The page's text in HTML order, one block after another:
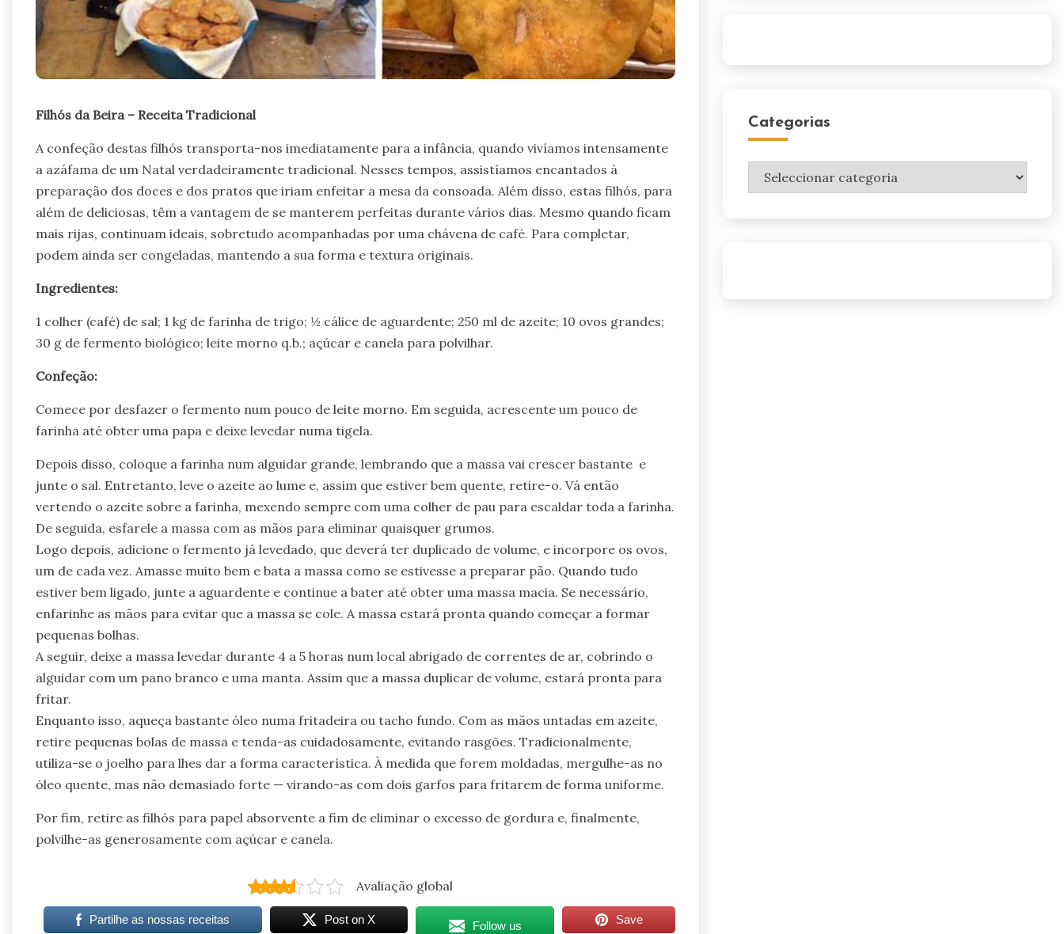
Filhós da Beira – Receita Tradicional
A confeção destas filhós transporta-nos imediatamente para a infância, quando vivíamos intensamente
a azáfama de um Natal verdadeiramente tradicional. Nesses tempos, assistíamos encantados à
preparação dos doces e dos pratos que iriam enfeitar a mesa da consoada. Além disso, estas filhós, para
além de deliciosas, têm a vantagem de se manterem perfeitas durante vários dias. Mesmo quando ficam
mais rijas, continuam ideais, sobretudo acompanhadas por uma chávena de café. Para completar,
podem ainda ser congeladas, mantendo a sua forma e textura originais.
Ingredientes:
1 colher (café) de sal; 1 kg de farinha de trigo; ½ cálice de aguardente; 250 ml de azeite; 10 ovos grandes;
30 g de fermento biológico; leite morno q.b.; açúcar e canela para polvilhar.
Confeção:
Comece por desfazer o fermento num pouco de leite morno. Em seguida, acrescente um pouco de
farinha até obter uma papa e deixe levedar numa tigela.
Depois disso, coloque a farinha num alguidar grande, lembrando que a massa vai crescer bastante e
junte o sal. Entretanto, leve o azeite ao lume e, assim que estiver bem quente, retire-o. Vá então
vertendo o azeite sobre a farinha, mexendo sempre com uma colher de pau para escaldar toda a farinha.
De seguida, esfarele a massa com as mãos para eliminar quaisquer grumos.
Logo depois, adicione o fermento já levedado, que deverá ter duplicado de volume, e incorpore os ovos,
um de cada vez. Amasse muito bem e bata a massa como se estivesse a preparar pão. Quando tudo
estiver bem ligado, junte a aguardente e continue a bater até obter uma massa macia. Se necessário,
enfarinhe as mãos para evitar que a massa se cole. A massa estará pronta quando começar a formar
pequenas bolhas.
A seguir, deixe a massa levedar durante 4 a 5 horas num local abrigado de correntes de ar, cobrindo o
alguidar com um pano branco e uma manta. Assim que a massa duplicar de volume, estará pronta para
fritar.
Enquanto isso, aqueça bastante óleo numa fritadeira ou tacho fundo. Com as mãos untadas em azeite,
retire pequenas bolas de massa e tenda-as cuidadosamente, evitando rasgões. Tradicionalmente,
utiliza-se o joelho para lhes dar a forma característica. À medida que forem moldadas, mergulhe-as no
óleo quente, mas não demasiado forte — virando-as com dois garfos para fritarem de forma uniforme.
Por fim, retire as filhós para papel absorvente a fim de eliminar o excesso de gordura e, finalmente,
polvilhe-as generosamente com açúcar e canela.
Avaliação global
Partilhe as nossas receitas Post on X Follow us Save
Categorias
Categorias